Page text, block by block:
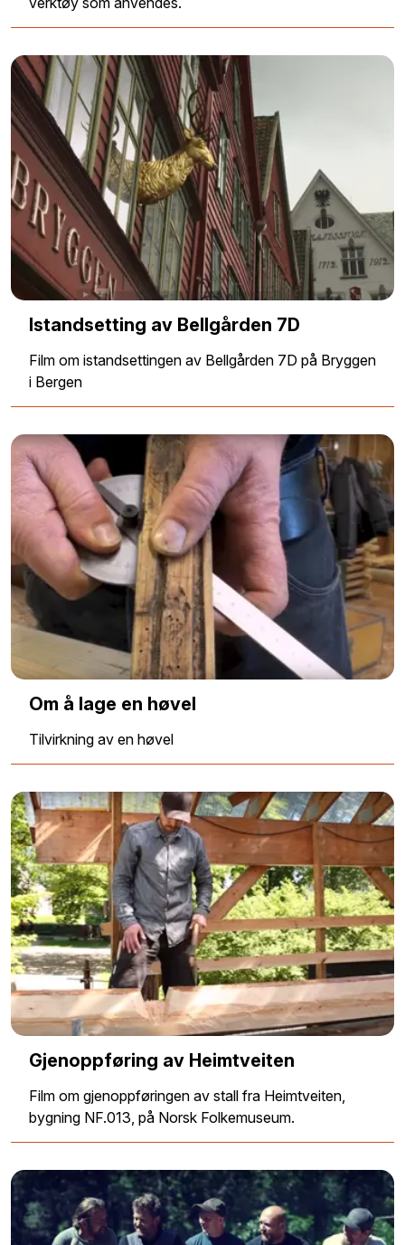
Istandsetting av Bellgården 7D
Film om istandsettingen av Bellgården 7D på Bryggen
i Bergen
Om å lage en høvel
Tilvirkning av en høvel
Gjenoppføring av Heimtveiten
Film om gjenoppføringen av stall fra Heimtveiten,
bygning NF.013, på Norsk Folkemuseum.